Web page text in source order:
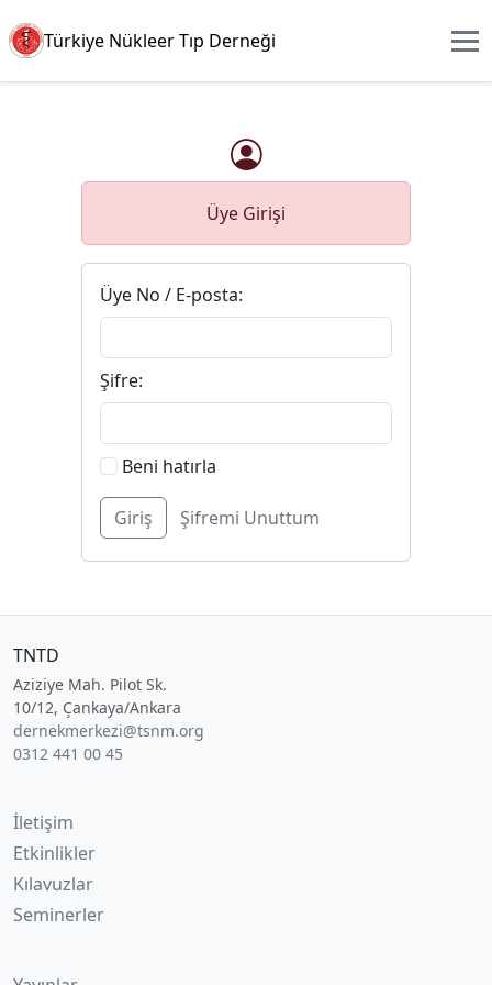
Türkiye Nükleer Tıp Derneği
Üye Girişi
Üye No / E-posta:
Şifre:
Beni hatırla
Şifremi Unuttum
TNTD
Aziziye Mah. Pilot Sk.
10/12, Çankaya/Ankara
dernekmerkezi@tsnm.org
0312 441 00 45
İletişim
Etkinlikler
Kılavuzlar
Seminerler